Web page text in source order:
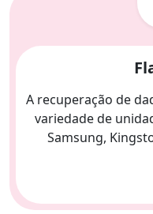
A recuperação de
variedade de
Samsung,